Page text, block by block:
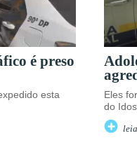
é preso
esta
Eles
do